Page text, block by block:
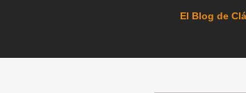
El Blog de